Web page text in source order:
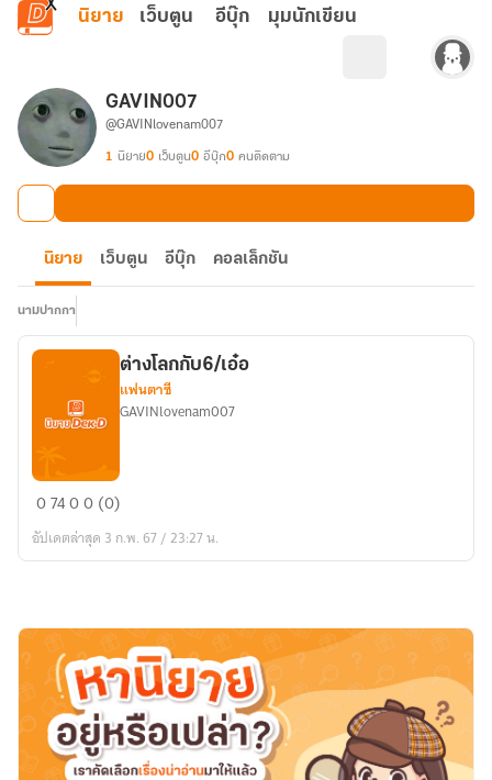
ข้ามไปยังเนื้อหาหลัก
นิยาย เว็บตูน อีบุ๊ก มุมนักเขียน
GAVIN007
@GAVINlovenam007
1 นิยาย0 เว็บตูน0 อีบุ๊ก0 คนติดตาม
นิยาย เว็บตูน อีบุ๊ก คอลเล็กชัน
นามปากกา
ต่าง
กับ6/
ต่างโลกกับ6/เอ๋อ
แฟนตาซี
GAVINlovenam007
07400 (0)
อัปเดตล่าสุด 3 ก.พ. 67 / 23:27 น.